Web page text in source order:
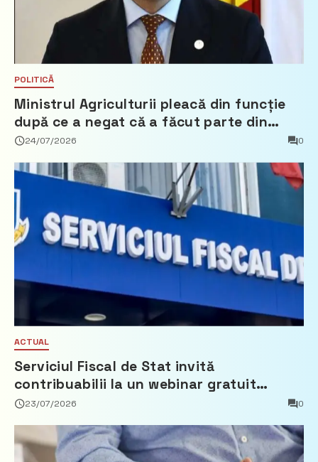
POLITICĂ
Ministrul Agriculturii pleacă din funcție
după ce a negat că a făcut parte din
Partidul Democrat
24/07/2026 0
ACTUAL
Serviciul Fiscal de Stat invită
contribuabilii la un webinar gratuit
privind calculul impozitului pe bunurile
23/07/2026 0